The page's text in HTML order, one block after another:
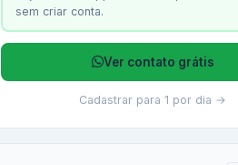
sem criar conta.
Ver contato grátis
Cadastrar para 1 por dia →